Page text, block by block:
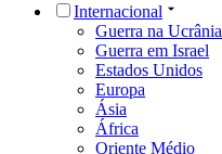
Internacional
Guerra na Ucrânia
Guerra em Israel
Estados Unidos
Europa
Ásia
África
Oriente Médio